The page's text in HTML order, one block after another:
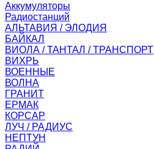
Аккумуляторы
Радиостанций
АЛЬТАВИЯ / ЭЛОДИЯ
БАЙКАЛ
ВИОЛА / ТАНТАЛ / ТРАНСПОРТ
ВИХРЬ
ВОЕННЫЕ
ВОЛНА
ГРАНИТ
ЕРМАК
КОРСАР
ЛУЧ / РАДИУС
НЕПТУН